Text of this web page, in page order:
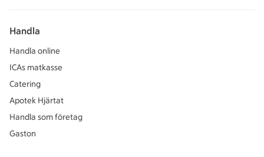
Handla
Handla online
ICAs matkasse
Catering
Apotek Hjärtat
Handla som företag
Gaston